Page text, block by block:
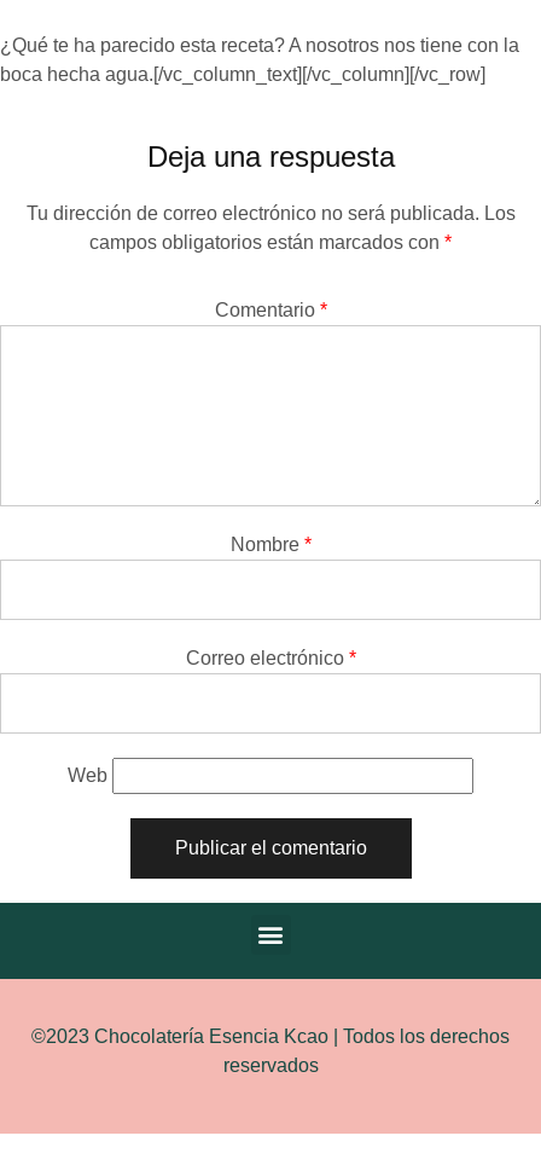
¿Qué te ha parecido esta receta? A nosotros nos tiene con la
boca hecha agua.[/vc_column_text][/vc_column][/vc_row]
Deja una respuesta
Tu dirección de correo electrónico no será publicada. Los
campos obligatorios están marcados con *
Comentario *
Nombre *
Correo electrónico *
Web
©2023 Chocolatería Esencia Kcao | Todos los derechos
reservados